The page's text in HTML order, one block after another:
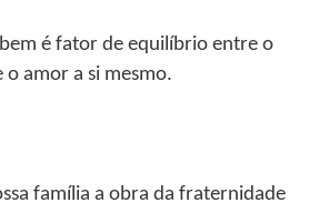
é fator de equilíbrio entre o
amor a si mesmo.
família a obra da fraternidade